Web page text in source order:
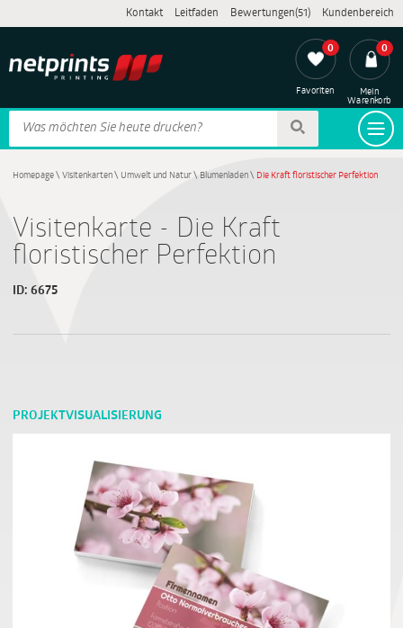
Kontakt Leitfaden Bewertungen(51) Kundenbereich
0
Favoriten
0
Mein
Warenkorb
Homepage\ Visitenkarten\ Umwelt und Natur\ Blumenladen\ Die Kraft floristischer Perfektion
Visitenkarte - Die Kraft
floristischer Perfektion
ID: 6675
PROJEKTVISUALISIERUNG